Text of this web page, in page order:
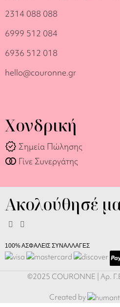
2314 088 088
6999 512 084
6936 512 018
hello@couronne.gr
Χονδρική
verified Σημεία Πώλησης
join_full Γίνε Συνεργάτης
Ακολούθησέ
100% ΑΣΦΑΛΕΙΣ ΣΥΝΑΛΛΑΓΕΣ
©2025 COURONNE | Αρ.
Created by